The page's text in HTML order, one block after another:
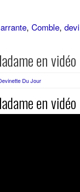
, Comble,
en vidéo
Du Jour
en vidéo